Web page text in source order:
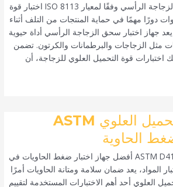
أفضل جهاز اختبار سحق الزجاجة الرأسي وفقًا لمعيار ISO 8113 اختبار قوة
دورًا مهمًا في حماية المنتجات من التلف أثناء
يعد جهاز اختبار سحق الزجاجة الرأسي أداة حيوية
مثل الزجاجات والبرطمانات والكرتون. تضمن
اختبارات قوة التحميل العلوي للزجاجة، أن
أهمية اختبار التحميل العلوي ASTM
اختبار التحميل العلوي ASTM D4169 أفضل جهاز اختبار ضغط الحاويات في
المواد، يعد ضمان سلامة ومتانة الحاويات أمرًا
العلوي أحد أهم الاختبارات المستخدمة لتقييم